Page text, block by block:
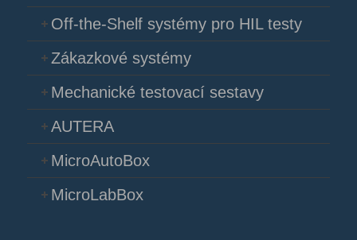
Off-the-Shelf systémy pro HIL testy
Zákazkové systémy
Mechanické testovací sestavy
AUTERA
MicroAutoBox
MicroLabBox